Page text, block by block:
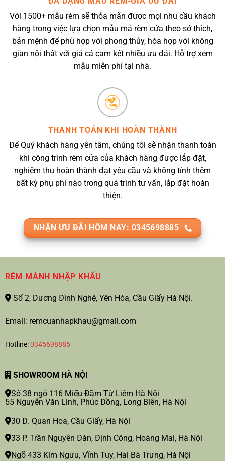
Với 1500+ mẫu rèm sẽ thỏa mãn được mọi nhu cầu khách
hàng trong việc lựa chọn mẫu mã rèm cửa theo sở thích,
bản mệnh để phù hợp với phong thủy, hòa hợp với không
gian nội thất với giá cả cam kết nhiều ưu đãi. Hỗ trợ xem
mẫu miễn phí tại nhà.
THANH TOÁN KHI HOÀN THÀNH
Để Quý khách hàng yên tâm, chúng tôi sẽ nhận thanh toán
khi công trình rèm cửa của khách hàng được lắp đặt,
nghiệm thu hoàn thành đạt yêu cầu và không tính thêm
bất kỳ phụ phí nào trong quá trình tư vấn, lắp đặt hoàn
thiện.
NHẬN ƯU ĐÃI HÔM NAY: 0345698885
RÈM MÀNH NHẬP KHẨU
Số 2, Dương Đình Nghệ, Yên Hòa, Cầu Giấy Hà Nội.
Email: remcuanhapkhau@gmail.com
Hotline:0345698885
SHOWROOM HÀ NỘI
Số 38 ngõ 116 Miếu Đầm Từ Liêm Hà Nội
55 Nguyễn Văn Linh, Phúc Đồng, Long Biên, Hà Nội
30 Đ. Quan Hoa, Cầu Giấy, Hà Nội
33 P. Trần Nguyên Đán, Định Công, Hoàng Mai, Hà Nội
Ngõ 433 Kim Ngưu, Vĩnh Tuy, Hai Bà Trưng, Hà Nội